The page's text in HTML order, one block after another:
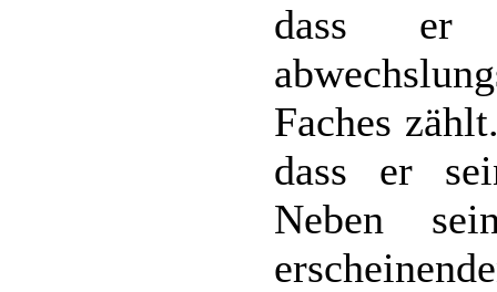
dass er
Faches
dass er
Neben